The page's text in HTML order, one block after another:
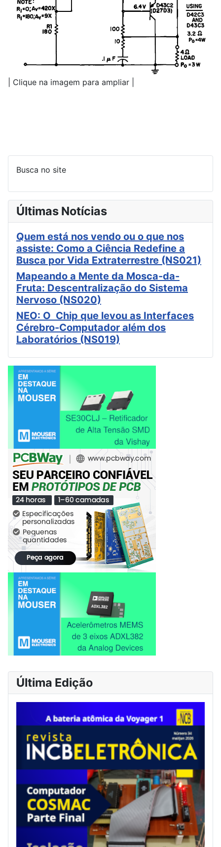
| Clique na imagem para ampliar |
Busca no site
Últimas Notícias
Quem está nos vendo ou o que nos
assiste: Como a Ciência Redefine a
Busca por Vida Extraterrestre (NS021)
Mapeando a Mente da Mosca-da-
Fruta: Descentralização do Sistema
Nervoso (NS020)
NEO: O Chip que levou as Interfaces
Cérebro-Computador além dos
Laboratórios (NS019)
Última Edição